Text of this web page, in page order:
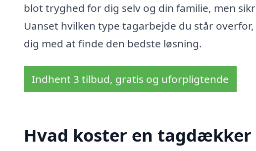
blot tryghed for dig selv og din familie, men
Uanset hvilken type tagarbejde du står
dig med at finde den bedste løsning.
Indhent 3 tilbud, gratis og uforpligtende
Hvad koster en tagdækker